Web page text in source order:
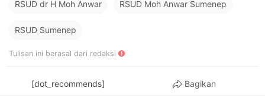
RSUD dr H Moh Anwar RSUD Moh Anwar Sumenep
RSUD Sumenep
Tulisan ini berasal dari redaksi
[dot_recommends] Bagikan